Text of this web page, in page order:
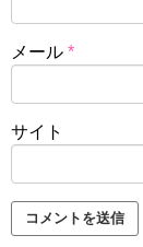
メール *
サイト